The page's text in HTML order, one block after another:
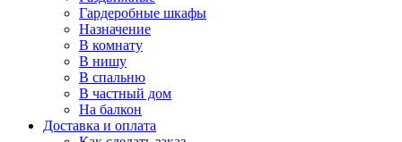
Гардеробные шкафы
Назначение
В комнату
В нишу
В спальню
В частный дом
На балкон
Доставка и оплата